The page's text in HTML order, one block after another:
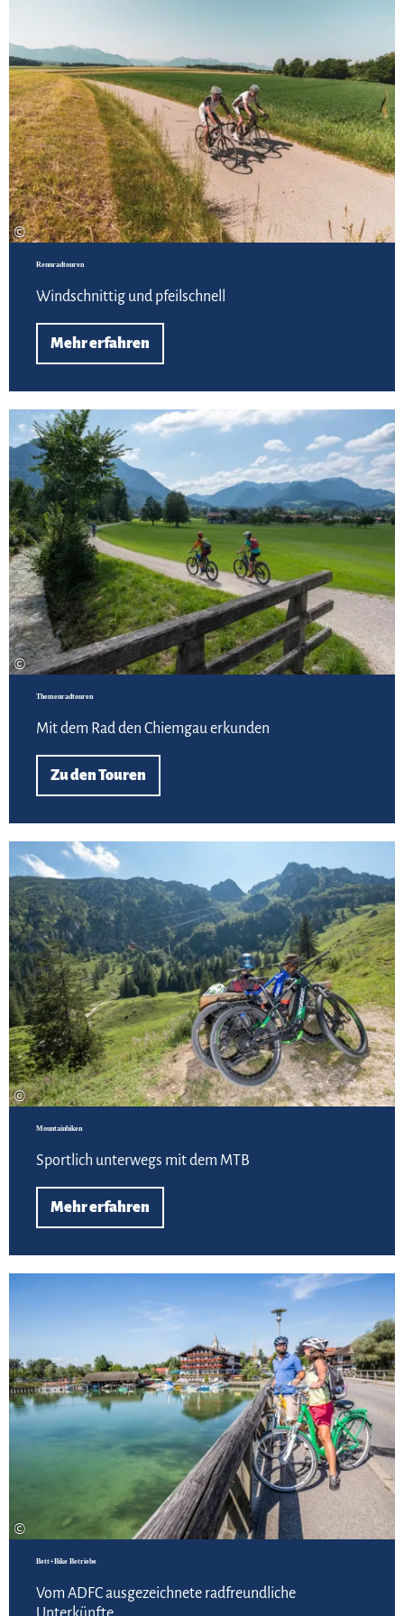
©
Rennradtouren
Windschnittig und pfeilschnell
Mehr erfahren
©
Themenradtouren
Mit dem Rad den Chiemgau erkunden
Zu den Touren
©
Mountainbiken
Sportlich unterwegs mit dem MTB
Mehr erfahren
©
Bett+Bike Betriebe
Vom ADFC ausgezeichnete radfreundliche